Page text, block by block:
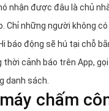
nhận được đâu là chủ
Chỉ những người không
báo động sẽ hú tại chỗ
cảnh báo trên App,
danh sách.
chấm